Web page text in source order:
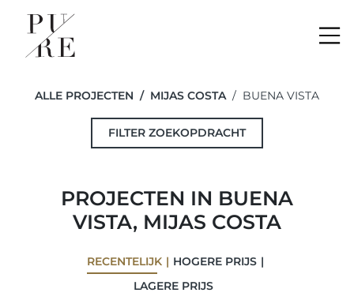
ALLE PROJECTEN MIJAS COSTA BUENA VISTA
FILTER ZOEKOPDRACHT
PROJECTEN IN BUENA
VISTA, MIJAS COSTA
RECENTELIJK
HOGERE PRIJS
LAGERE PRIJS